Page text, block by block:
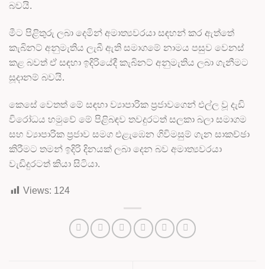
බවයි.
මීට පිළිතුරු ලබා දෙමින් අමාත්‍යවරයා සඳහන් කර ඇත්තේ
කැබිනට් අනුමැතිය ලැබී ඇති සමාගමේ නාමය පසුව වෙනස්
කළ බවත් ඒ සඳහා ඉදිරියේදී කැබිනට් අනුමැතිය ලබා ගැනීමට
සූදානම් බවයි.
කෙසේ වෙතත් මේ සඳහා ව්‍යාපාරික ප්‍රජාවගෙන් එල්ල වූ දැඩි
විරෝධය හමුවේ මේ පිළිබඳව තවදුරටත් සලකා බලා සමාගම
සහ ව්‍යාපාරික ප්‍රජාව සමග එළැඹෙන ගිවිමසුම් ගැන සාකච්ඡා
කිරීමට තමන් ඉදිරි දිනයක් ලබා දෙන බව අමාත්‍යවරයා
වැඩිදුරටත් කියා සිටියා.
Views: 124